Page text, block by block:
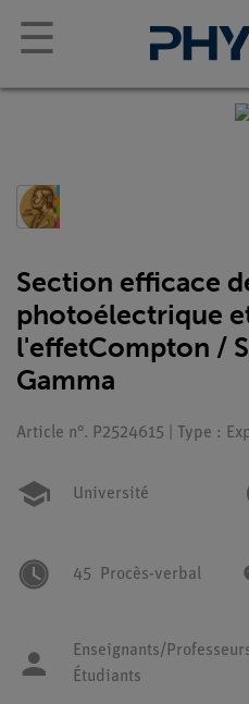
☰
Section efficace
photoélectrique
l'effetCompton /
Gamma
Article n°. P2524615 | Type :
Université
45 Procès-verbal
Enseignants/
Étudiants